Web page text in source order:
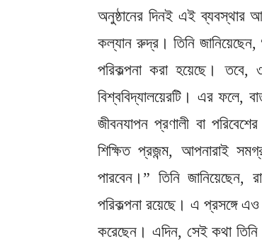
অনুষ্ঠানের দিনই এই ব্যবস্থার
কল্যান রুদ্র। তিনি
পরিকল্পনা করা হয়েছে।
বিশ্ববিদ্যালয়েরটি। এর ফলে,
জীবনযাপন প্রণালী বা
শিক্ষিত প্রজন্ম, আপনারাই
পারবেন।” তিনি জানিয়েছেন,
পরিকল্পনা রয়েছে। এ প্রসঙ্গে
করেছেন। এদিন, সেই কথা